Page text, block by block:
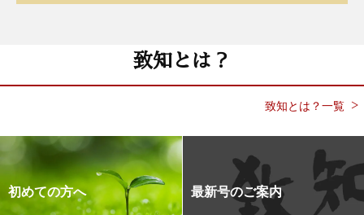
致知とは？
致知とは？一覧
初めての方へ 最新号のご案内